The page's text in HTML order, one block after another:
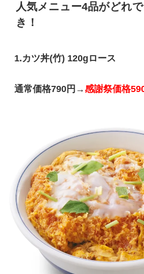
人気メニュー4品がどれで
き！
1.カツ丼(竹) 120gロース
通常価格790円→感謝祭価格